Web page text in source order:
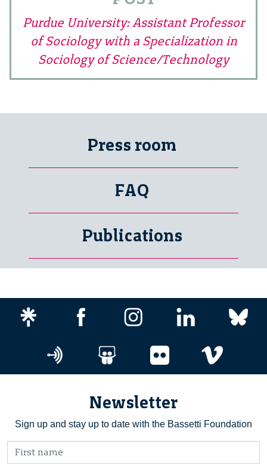
Purdue University: Assistant Professor
of Sociology with a Specialization in
Sociology of Science/Technology
Press room
FAQ
Publications
Newsletter
Sign up and stay up to date with the Bassetti Foundation